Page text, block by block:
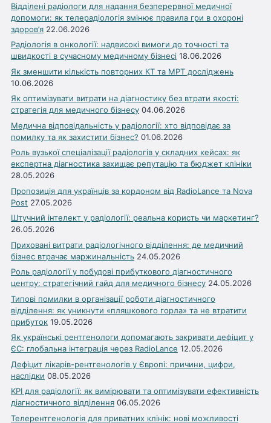
Відділені радіологи для надання безперервної медичної
допомоги: як телерадіологія змінює правила гри в охороні
здоров’я 22.06.2026
Радіологія в онкології: надвисокі вимоги до точності та
швидкості в сучасному медичному бізнесі 18.06.2026
Як зменшити кількість повторних КТ та МРТ досліджень
10.06.2026
Як оптимізувати витрати на діагностику без втрати якості:
стратегія для медичного бізнесу 04.06.2026
Медична відповідальність у радіології: хто відповідає за
помилку та як захистити бізнес? 01.06.2026
Роль вузької спеціалізації радіологів у складних кейсах: як
експертна діагностика захищає репутацію та бюджет клініки
28.05.2026
Пропозиція для українців за кордоном від RadioLance та Nova
Post 27.05.2026
Штучний інтелект у радіології: реальна користь чи маркетинг?
26.05.2026
Приховані витрати радіологічного відділення: де медичний
бізнес втрачає маржинальність 24.05.2026
Роль радіології у побудові прибуткового діагностичного
центру: стратегічний гайд для медичного бізнесу 24.05.2026
Типові помилки в організації роботи діагностичного
відділення: як уникнути «пляшкового горла» та не втратити
прибуток 19.05.2026
Як українські рентгенологи допомагають закривати дефіцит у
ЄС: глобальна інтеграція через RadioLance 12.05.2026
Дефіцит лікарів-рентгенологів у Європі: причини, цифри,
наслідки 08.05.2026
KPI для радіології: як вимірювати та оптимізувати ефективність
діагностичного відділення 06.05.2026
Телерентгенологія для приватних клінік: нові можливості